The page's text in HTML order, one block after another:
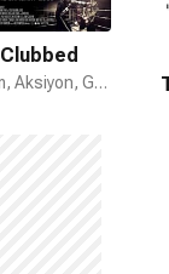
Clubbed
Dram, Aksiyon, Gerilim